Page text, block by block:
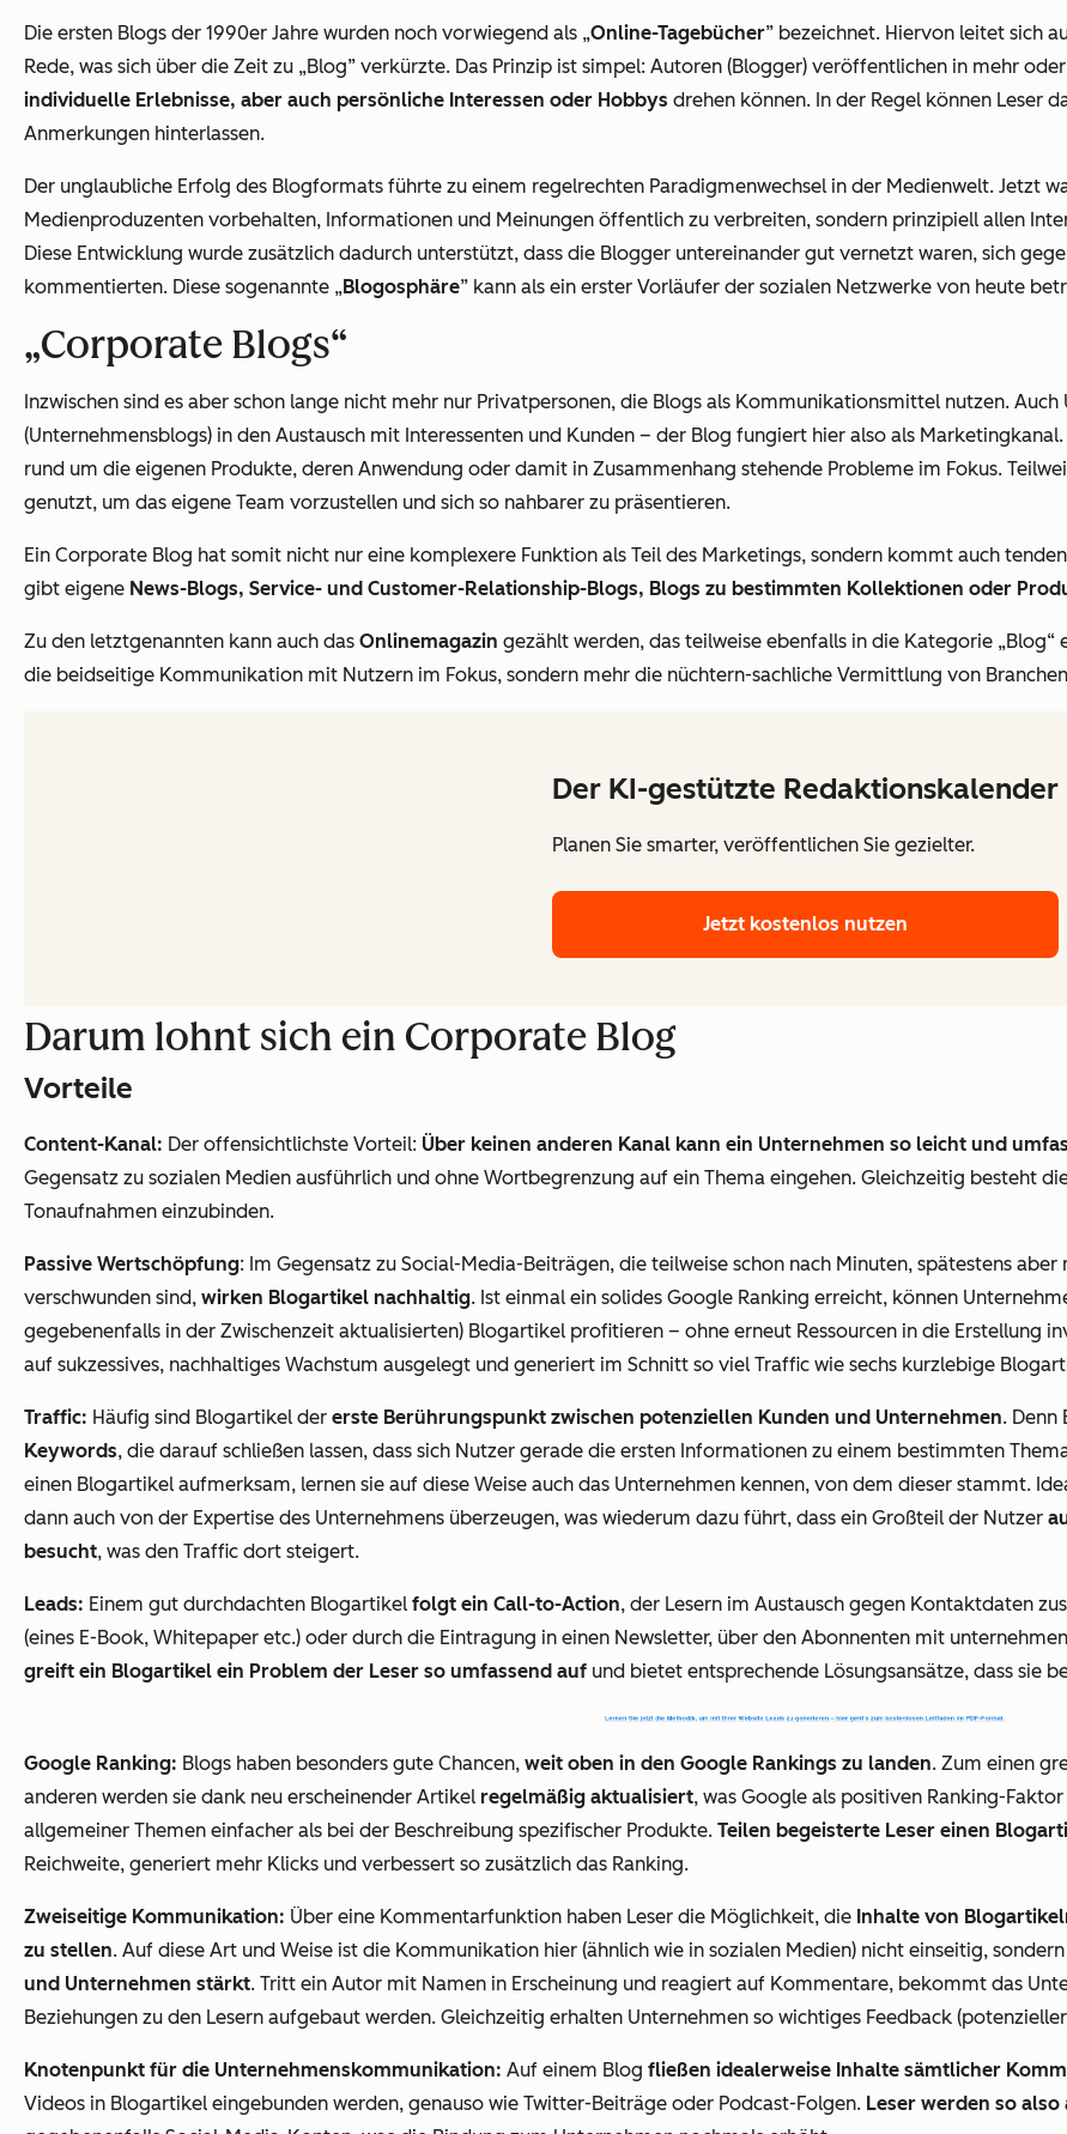
Die ersten Blogs der 1990er Jahre wurden noch vorwiegend als „Online-Tagebücher” bezeichnet. Hiervon leitet sich
Rede, was sich über die Zeit zu „Blog” verkürzte. Das Prinzip ist simpel: Autoren (Blogger) veröffentlichen in mehr
individuelle Erlebnisse, aber auch persönliche Interessen oder Hobbys drehen können. In der Regel können Leser
Anmerkungen hinterlassen.
Der unglaubliche Erfolg des Blogformats führte zu einem regelrechten Paradigmenwechsel in der Medienwelt. Jetzt
Medienproduzenten vorbehalten, Informationen und Meinungen öffentlich zu verbreiten, sondern prinzipiell allen
Diese Entwicklung wurde zusätzlich dadurch unterstützt, dass die Blogger untereinander gut vernetzt waren, sich
kommentierten. Diese sogenannte „Blogosphäre” kann als ein erster Vorläufer der sozialen Netzwerke von heute
„Corporate Blogs“
Inzwischen sind es aber schon lange nicht mehr nur Privatpersonen, die Blogs als Kommunikationsmittel nutzen.
(Unternehmensblogs) in den Austausch mit Interessenten und Kunden – der Blog fungiert hier also als
rund um die eigenen Produkte, deren Anwendung oder damit in Zusammenhang stehende Probleme im Fokus.
genutzt, um das eigene Team vorzustellen und sich so nahbarer zu präsentieren.
Ein Corporate Blog hat somit nicht nur eine komplexere Funktion als Teil des Marketings, sondern kommt auch
gibt eigene News-Blogs, Service- und Customer-Relationship-Blogs, Blogs zu bestimmten Kollektionen oder
Zu den letztgenannten kann auch das Onlinemagazin gezählt werden, das teilweise ebenfalls in die Kategorie
die beidseitige Kommunikation mit Nutzern im Fokus, sondern mehr die nüchtern-sachliche Vermittlung von
Der KI-gestützte Redaktionskalender
Planen Sie smarter, veröffentlichen Sie gezielter.
Jetzt kostenlos nutzen
Darum lohnt sich ein Corporate Blog
Vorteile
Content-Kanal: Der offensichtlichste Vorteil: Über keinen anderen Kanal kann ein Unternehmen so leicht und
Gegensatz zu sozialen Medien ausführlich und ohne Wortbegrenzung auf ein Thema eingehen. Gleichzeitig besteht
Tonaufnahmen einzubinden.
Passive Wertschöpfung: Im Gegensatz zu Social-Media-Beiträgen, die teilweise schon nach Minuten, spätestens
verschwunden sind, wirken Blogartikel nachhaltig. Ist einmal ein solides Google Ranking erreicht, können
gegebenenfalls in der Zwischenzeit aktualisierten) Blogartikel profitieren – ohne erneut Ressourcen in die Erstellung
auf sukzessives, nachhaltiges Wachstum ausgelegt und generiert im Schnitt so viel Traffic wie sechs kurzlebige
Traffic: Häufig sind Blogartikel der erste Berührungspunkt zwischen potenziellen Kunden und Unternehmen. Denn
Keywords, die darauf schließen lassen, dass sich Nutzer gerade die ersten Informationen zu einem bestimmten
einen Blogartikel aufmerksam, lernen sie auf diese Weise auch das Unternehmen kennen, von dem dieser stammt.
dann auch von der Expertise des Unternehmens überzeugen, was wiederum dazu führt, dass ein Großteil der Nutzer
besucht, was den Traffic dort steigert.
Leads: Einem gut durchdachten Blogartikel folgt ein Call-to-Action, der Lesern im Austausch gegen Kontaktdaten
(eines E-Book, Whitepaper etc.) oder durch die Eintragung in einen Newsletter, über den Abonnenten mit
greift ein Blogartikel ein Problem der Leser so umfassend auf und bietet entsprechende Lösungsansätze, dass sie
Google Ranking: Blogs haben besonders gute Chancen, weit oben in den Google Rankings zu landen. Zum einen
anderen werden sie dank neu erscheinender Artikel regelmäßig aktualisiert, was Google als positiven Ranking-
allgemeiner Themen einfacher als bei der Beschreibung spezifischer Produkte. Teilen begeisterte Leser einen
Reichweite, generiert mehr Klicks und verbessert so zusätzlich das Ranking.
Zweiseitige Kommunikation: Über eine Kommentarfunktion haben Leser die Möglichkeit, die Inhalte von
zu stellen. Auf diese Art und Weise ist die Kommunikation hier (ähnlich wie in sozialen Medien) nicht einseitig,
und Unternehmen stärkt. Tritt ein Autor mit Namen in Erscheinung und reagiert auf Kommentare, bekommt das
Beziehungen zu den Lesern aufgebaut werden. Gleichzeitig erhalten Unternehmen so wichtiges Feedback
Knotenpunkt für die Unternehmenskommunikation: Auf einem Blog fließen idealerweise Inhalte sämtlicher
Videos in Blogartikel eingebunden werden, genauso wie Twitter-Beiträge oder Podcast-Folgen. Leser werden so